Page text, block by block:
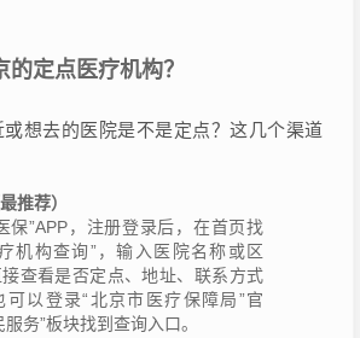
的定点医疗机构？
想去的医院是不是定点？这几个渠道
推荐）
保”APP，注册登录后，在首页找
机构查询”，输入医院名称或区
查看是否定点、地址、联系方式
可以登录“北京市医疗保障局”官
服务”板块找到查询入口。